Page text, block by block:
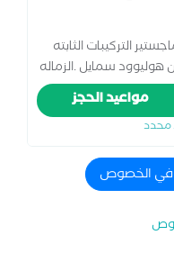
ماجستير التركيبات الثابته
سمايل .الزماله
مواعيد الحجز
محدد
في الخصوص